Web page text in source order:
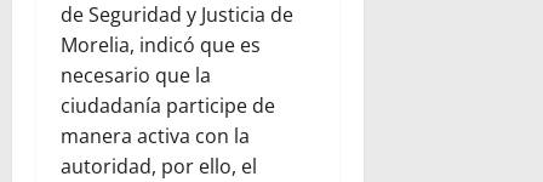
de Seguridad y Justicia de
Morelia, indicó que es
necesario que la
ciudadanía participe de
manera activa con la
autoridad, por ello, el